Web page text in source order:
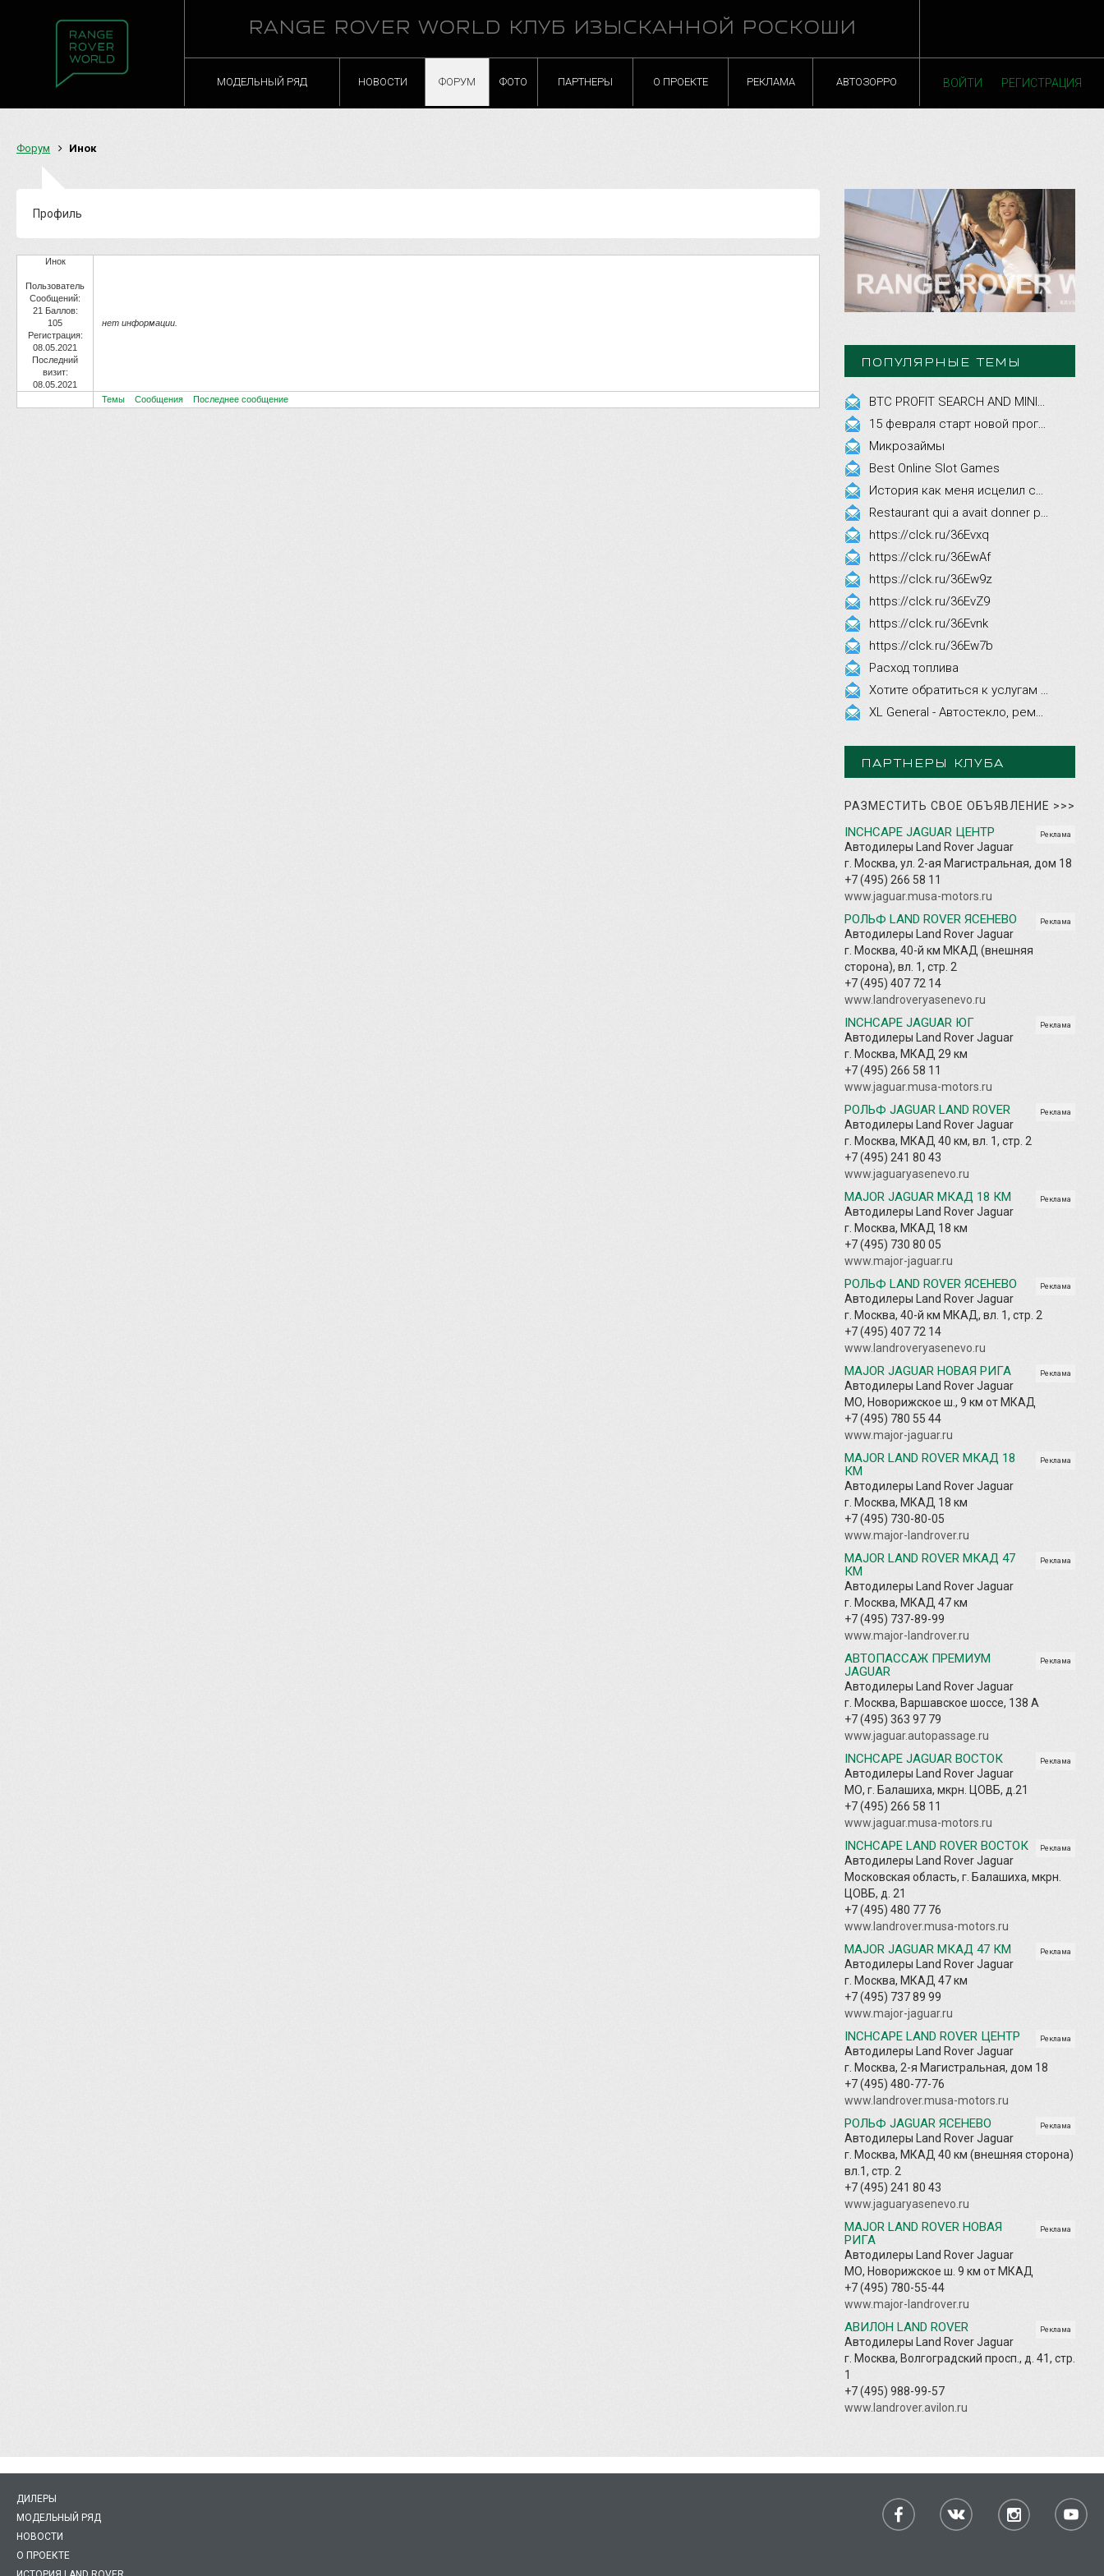
RANGE ROVER WORLD КЛУБ ИЗЫСКАННОЙ РОСКОШИ
МОДЕЛЬНЫЙ РЯД НОВОСТИ ФОРУМ ФОТО ПАРТНЕРЫ О ПРОЕКТЕ РЕКЛАМА АВТОЗОРРО ВОЙТИ РЕГИСТРАЦИЯ
Форум Инок
Профиль
Инок
Пользователь
Сообщений:
21 Баллов:
105
Регистрация:
08.05.2021
Последний
визит:
08.05.2021
нет информации.
Темы Сообщения Последнее сообщение
ПОПУЛЯРНЫЕ ТЕМЫ
Микрозаймы
Best Online Slot Games
https://clck.ru/36Evxq
https://clck.ru/36EwAf
https://clck.ru/36Ew9z
https://clck.ru/36EvZ9
https://clck.ru/36Evnk
https://clck.ru/36Ew7b
Расход топлива
ПАРТНЕРЫ КЛУБА
РАЗМЕСТИТЬ СВОЕ ОБЪЯВЛЕНИЕ >>>
Реклама
INCHCAPE JAGUAR ЦЕНТР
Автодилеры Land Rover Jaguar
г. Москва, ул. 2-ая Магистральная, дом 18
+7 (495) 266 58 11
www.jaguar.musa-motors.ru
Реклама
РОЛЬФ LAND ROVER ЯСЕНЕВО
Автодилеры Land Rover Jaguar
г. Москва, 40-й км МКАД (внешняя
сторона), вл. 1, стр. 2
+7 (495) 407 72 14
www.landroveryasenevo.ru
Реклама
INCHCAPE JAGUAR ЮГ
Автодилеры Land Rover Jaguar
г. Москва, МКАД 29 км
+7 (495) 266 58 11
www.jaguar.musa-motors.ru
Реклама
РОЛЬФ JAGUAR LAND ROVER
Автодилеры Land Rover Jaguar
г. Москва, МКАД 40 км, вл. 1, стр. 2
+7 (495) 241 80 43
www.jaguaryasenevo.ru
Реклама
MAJOR JAGUAR МКАД 18 КМ
Автодилеры Land Rover Jaguar
г. Москва, МКАД 18 км
+7 (495) 730 80 05
www.major-jaguar.ru
Реклама
РОЛЬФ LAND ROVER ЯСЕНЕВО
Автодилеры Land Rover Jaguar
г. Москва, 40-й км МКАД, вл. 1, стр. 2
+7 (495) 407 72 14
www.landroveryasenevo.ru
Реклама
MAJOR JAGUAR НОВАЯ РИГА
Автодилеры Land Rover Jaguar
МО, Новорижское ш., 9 км от МКАД
+7 (495) 780 55 44
www.major-jaguar.ru
Реклама
MAJOR LAND ROVER МКАД 18
КМ
Автодилеры Land Rover Jaguar
г. Москва, МКАД 18 км
+7 (495) 730-80-05
www.major-landrover.ru
Реклама
MAJOR LAND ROVER МКАД 47
КМ
Автодилеры Land Rover Jaguar
г. Москва, МКАД 47 км
+7 (495) 737-89-99
www.major-landrover.ru
Реклама
АВТОПАССАЖ ПРЕМИУМ
JAGUAR
Автодилеры Land Rover Jaguar
г. Москва, Варшавское шоссе, 138 А
+7 (495) 363 97 79
www.jaguar.autopassage.ru
Реклама
INCHCAPE JAGUAR ВОСТОК
Автодилеры Land Rover Jaguar
МО, г. Балашиха, мкрн. ЦОВБ, д.21
+7 (495) 266 58 11
www.jaguar.musa-motors.ru
Реклама
INCHCAPE LAND ROVER ВОСТОК
Автодилеры Land Rover Jaguar
Московская область, г. Балашиха, мкрн.
ЦОВБ, д. 21
+7 (495) 480 77 76
www.landrover.musa-motors.ru
Реклама
MAJOR JAGUAR МКАД 47 КМ
Автодилеры Land Rover Jaguar
г. Москва, МКАД 47 км
+7 (495) 737 89 99
www.major-jaguar.ru
Реклама
INCHCAPE LAND ROVER ЦЕНТР
Автодилеры Land Rover Jaguar
г. Москва, 2-я Магистральная, дом 18
+7 (495) 480-77-76
www.landrover.musa-motors.ru
Реклама
РОЛЬФ JAGUAR ЯСЕНЕВО
Автодилеры Land Rover Jaguar
г. Москва, МКАД 40 км (внешняя сторона)
вл.1, стр. 2
+7 (495) 241 80 43
www.jaguaryasenevo.ru
Реклама
MAJOR LAND ROVER НОВАЯ
РИГА
Автодилеры Land Rover Jaguar
МО, Новорижское ш. 9 км от МКАД
+7 (495) 780-55-44
www.major-landrover.ru
Реклама
АВИЛОН LAND ROVER
Автодилеры Land Rover Jaguar
г. Москва, Волгоградский просп., д. 41, стр.
1
+7 (495) 988-99-57
www.landrover.avilon.ru
ДИЛЕРЫ
МОДЕЛЬНЫЙ РЯД
НОВОСТИ
О ПРОЕКТЕ